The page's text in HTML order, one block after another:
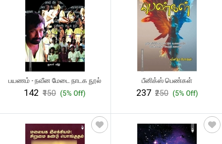
பயணம் - நவீன மேடை நாடக நூல்
₹142 ₹150 (5% Off)
பீனிக்ஸ் பெண்கள்
₹237 ₹250 (5% Off)